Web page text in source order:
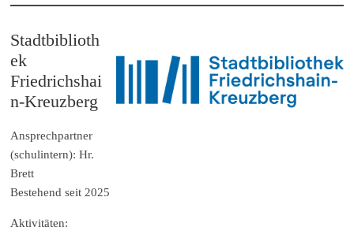
Stadtbiblioth
ek
Friedrichshai
n-Kreuzberg
Ansprechpartner
(schulintern): Hr.
Brett
Bestehend seit 2025
Aktivitäten: